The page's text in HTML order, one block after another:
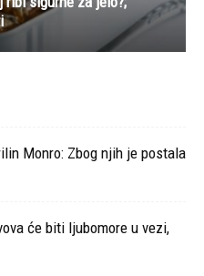
Monro: Zbog njih je postala
će biti ljubomore u vezi,